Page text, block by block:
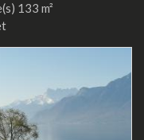
133 m²